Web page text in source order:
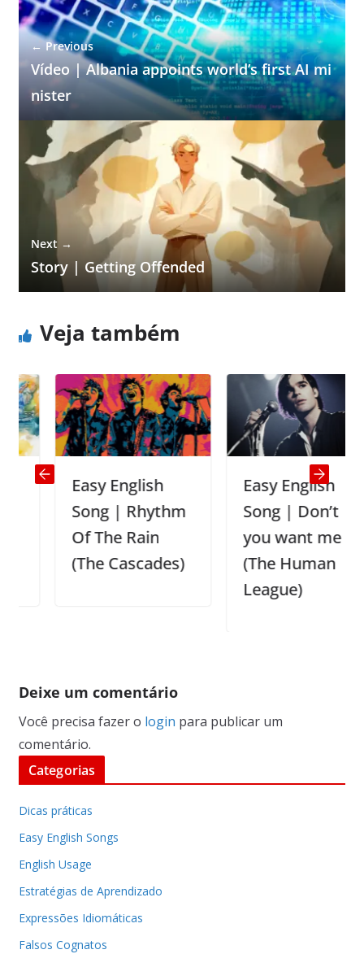
← Previous
Vídeo | Albania appoints world’s first AI mi
nister
Next →
Story | Getting Offended
Veja também
Easy English
Song | Rhythm
Of The Rain
(The Cascades)
Easy English
Song | Don’t
you want me
(The Human
League)
Deixe um comentário
Você precisa fazer o login para publicar um
comentário.
Categorias
Dicas práticas
Easy English Songs
English Usage
Estratégias de Aprendizado
Expressões Idiomáticas
Falsos Cognatos